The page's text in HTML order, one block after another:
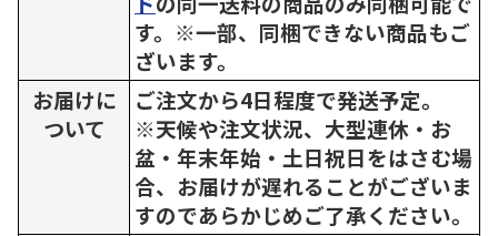
す。※一部、同梱できない商品もご
ざいます。
お届けに
ついて
ご注文から4日程度で発送予定。
※天候や注文状況、大型連休・お
盆・年末年始・土日祝日をはさむ場
合、お届けが遅れることがございま
すのであらかじめご了承ください。